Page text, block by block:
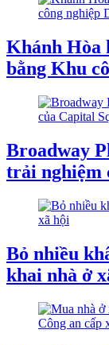
Khánh Hòa
bằng Khu
Broadway
trải nghiệm
Bỏ nhiều
khai nhà ở